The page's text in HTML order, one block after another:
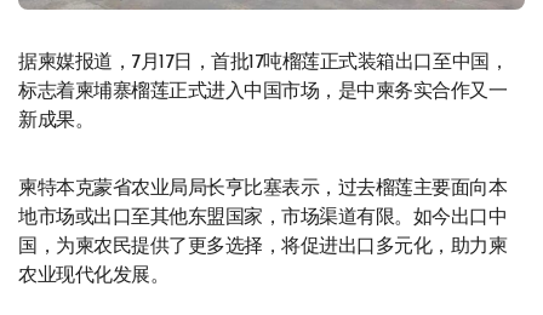
据柬媒报道，7月17日，首批17吨榴莲正式装箱出口至中国，
标志着柬埔寨榴莲正式进入中国市场，是中柬务实合作又一
新成果。
柬特本克蒙省农业局局长亨比塞表示，过去榴莲主要面向本
地市场或出口至其他东盟国家，市场渠道有限。如今出口中
国，为柬农民提供了更多选择，将促进出口多元化，助力柬
农业现代化发展。